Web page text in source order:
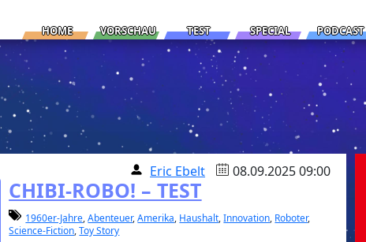
HOME VORSCHAU TEST SPECIAL PODCAST
Eric Ebelt 08.09.2025 09:00
CHIBI-ROBO! – TEST
1960er-Jahre,Abenteuer,Amerika, Haushalt,Innovation, Roboter,
Science-Fiction,Toy Story